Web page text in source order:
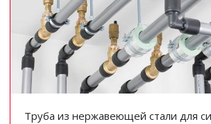
Труба из нержавеющей стали для